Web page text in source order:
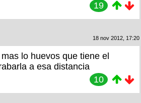
19
18 nov 2012, 17:20
lo huevos que tiene el
a esa distancia
10